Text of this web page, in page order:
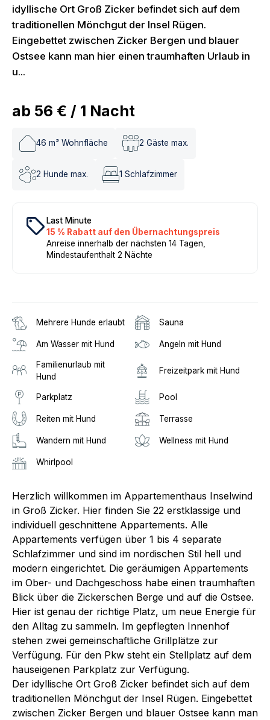
idyllische Ort Groß Zicker befindet sich auf dem
traditionellen Mönchgut der Insel Rügen.
Eingebettet zwischen Zicker Bergen und blauer
Ostsee kann man hier einen traumhaften Urlaub in
u...
ab 56 € / 1 Nacht
46 m² Wohnfläche 2 Gäste max.
2 Hunde max. 1 Schlafzimmer
local_offer Last Minute
15 % Rabatt auf den Übernachtungspreis
Anreise innerhalb der nächsten 14 Tagen,
Mindestaufenthalt 2 Nächte
Mehrere Hunde erlaubt Sauna
Am Wasser mit Hund Angeln mit Hund
Familienurlaub mit
Hund
Freizeitpark mit Hund
Parkplatz Pool
Reiten mit Hund Terrasse
Wandern mit Hund Wellness mit Hund
Whirlpool
Herzlich willkommen im Appartementhaus Inselwind
in Groß Zicker. Hier finden Sie 22 erstklassige und
individuell geschnittene Appartements. Alle
Appartements verfügen über 1 bis 4 separate
Schlafzimmer und sind im nordischen Stil hell und
modern eingerichtet. Die geräumigen Appartements
im Ober- und Dachgeschoss habe einen traumhaften
Blick über die Zickerschen Berge und auf die Ostsee.
Hier ist genau der richtige Platz, um neue Energie für
den Alltag zu sammeln. Im gepflegten Innenhof
stehen zwei gemeinschaftliche Grillplätze zur
Verfügung. Für den Pkw steht ein Stellplatz auf dem
hauseigenen Parkplatz zur Verfügung.
Der idyllische Ort Groß Zicker befindet sich auf dem
traditionellen Mönchgut der Insel Rügen. Eingebettet
zwischen Zicker Bergen und blauer Ostsee kann man